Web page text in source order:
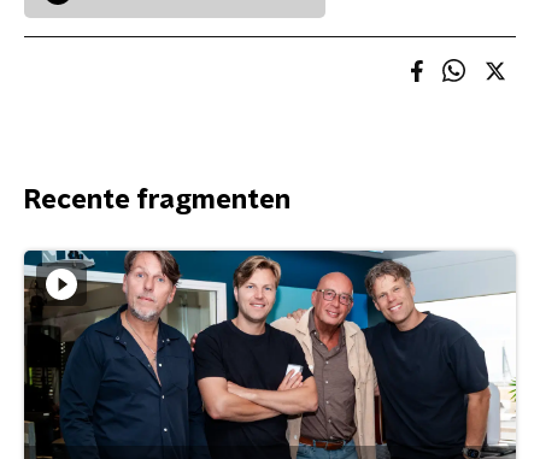
Recente fragmenten